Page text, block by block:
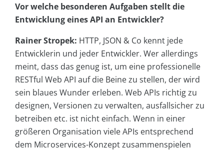
Vor welche besonderen Aufgaben stellt die
Entwicklung eines API an Entwickler?
Rainer Stropek: HTTP, JSON & Co kennt jede
Entwicklerin und jeder Entwickler. Wer allerdings
meint, dass das genug ist, um eine professionelle
RESTful Web API auf die Beine zu stellen, der wird
sein blaues Wunder erleben. Web APIs richtig zu
designen, Versionen zu verwalten, ausfallsicher zu
betreiben etc. ist nicht einfach. Wenn in einer
größeren Organisation viele APIs entsprechend
dem Microservices-Konzept zusammenspielen